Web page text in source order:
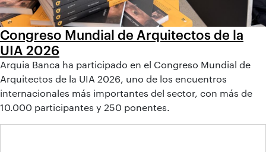
Congreso Mundial de Arquitectos de la
UIA 2026
Arquia Banca ha participado en el Congreso Mundial de
Arquitectos de la UIA 2026, uno de los encuentros
internacionales más importantes del sector, con más de
10.000 participantes y 250 ponentes.